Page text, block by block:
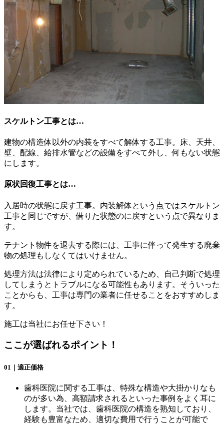
スケルトン工事とは…
建物の構造体以外の内装をすべて解体する工事。床、天井、
壁、配線、給排水管などの設備をすべて外し、何もない状態
にします。
原状回復工事とは…
入居時の状態に戻す工事。内装解体という点ではスケルトン
工事と同じですが、借りた状態のに戻すという点で異なりま
す。
テナント物件を退去する際には、工事に伴って発生する廃棄
物の処理もしなくてはいけません。
処理方法は法律により定められているため、自己判断で処理
してしまうとトラブルになる可能性もあります。そういった
ことからも、工事は専門の業者に任せることをおすすめしま
す。
施工は当社にお任せ下さい！
ここが選ばれるポイント！
01｜適正価格
歯科医院に関する工事は、特殊な構造や大掛かりなも
のが多い為、高額請求されるといった事例をよく耳に
します。当社では、歯科医院の構造を熟知しており、
経験も豊富なため、適切な費用で行うことが可能で